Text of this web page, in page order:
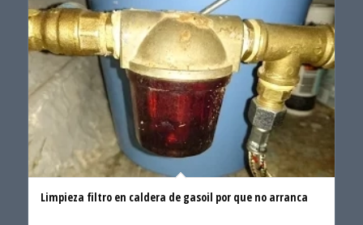
Limpieza filtro en caldera de gasoil por que no arranca